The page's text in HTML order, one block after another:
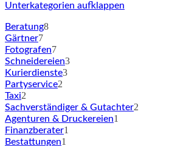
Unterkategorien aufklappen
Beratung8
Gärtner7
Fotografen7
Schneidereien3
Kurierdienste3
Partyservice2
Taxi2
Sachverständiger & Gutachter2
Agenturen & Druckereien1
Finanzberater1
Bestattungen1